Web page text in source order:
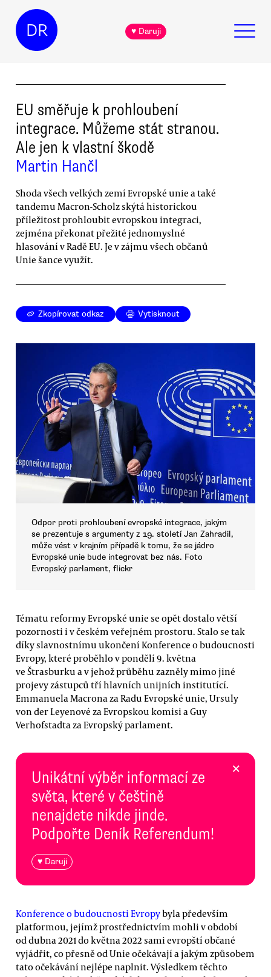
DR ♥ Daruji
EU směřuje k prohloubení
integrace. Můžeme stát stranou.
Ale jen k vlastní škodě
Martin Hančl
Shoda všech velkých zemí Evropské unie a také
tandemu Macron-Scholz skýtá historickou
příležitost prohloubit evropskou integraci,
zejména překonat přežité jednomyslné
hlasování v Radě EU. Je v zájmu všech občanů
Unie šance využít.
Zkopírovat odkaz Vytisknout
Odpor proti prohloubení evropské integrace, jakým
se prezentuje s argumenty z 19. století Jan Zahradil,
může vést v krajním případě k tomu, že se jádro
Evropské unie bude integrovat bez nás. Foto
Evropský parlament, flickr
Tématu reformy Evropské unie se opět dostalo větší
pozornosti i v českém veřejném prostoru. Stalo se tak
díky slavnostnímu ukončení Konference o budoucnosti
Evropy, které proběhlo v pondělí 9. května
ve Štrasburku a v jehož průběhu zazněly mimo jiné
projevy zástupců tří hlavních unijních institutící.
Emmanuela Macrona za Radu Evropské unie, Ursuly
von der Leyenové za Evropskou komisi a Guy
Verhofstadta za Evropský parlament.
Unikátní výběr informací ze
světa, které v češtině
nenajdete nikde jinde.
Podpořte Deník Referendum!
♥ Daruji
×
Konference o budoucnosti Evropybyla především
platformou, jejímž prostřednictvím mohli v období
od dubna 2021 do května 2022 sami evropští občané
vyjádřit, co přesně od Unie očekávají a jakým způsobem
tato očekávání nejlépe naplnit. Výsledkem těchto